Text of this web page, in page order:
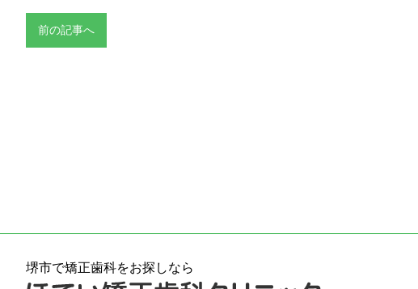
前の記事へ
堺市で矯正歯科をお探しなら